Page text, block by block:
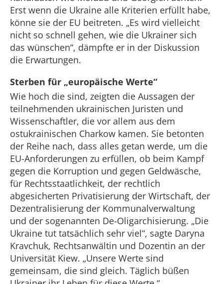
Erst wenn die Ukraine alle Kriterien erfüllt habe,
könne sie der EU beitreten. „Es wird vielleicht
nicht so schnell gehen, wie die Ukrainer sich
das wünschen“, dämpfte er in der Diskussion
die Erwartungen.
Sterben für „europäische Werte“
Wie hoch die sind, zeigten die Aussagen der
teilnehmenden ukrainischen Juristen und
Wissenschaftler, die vor allem aus dem
ostukrainischen Charkow kamen. Sie betonten
der Reihe nach, dass alles getan werde, um die
EU-Anforderungen zu erfüllen, ob beim Kampf
gegen die Korruption und gegen Geldwäsche,
für Rechtsstaatlichkeit, der rechtlich
abgesicherten Privatisierung der Wirtschaft, der
Dezentralisierung der Kommunalverwaltung
und der sogenannten De-Oligarchisierung. „Die
Ukraine tut tatsächlich sehr viel“, sagte Daryna
Kravchuk, Rechtsanwältin und Dozentin an der
Universität Kiew. „Unsere Werte sind
gemeinsam, die sind gleich. Täglich büßen